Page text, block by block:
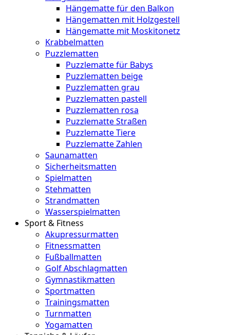
Hängematte für den Balkon
Hängematten mit Holzgestell
Hängematte mit Moskitonetz
Krabbelmatten
Puzzlematten
Puzzlematte für Babys
Puzzlematten beige
Puzzlematten grau
Puzzlematten pastell
Puzzlematten rosa
Puzzlematte Straßen
Puzzlematte Tiere
Puzzlematte Zahlen
Saunamatten
Sicherheitsmatten
Spielmatten
Stehmatten
Strandmatten
Wasserspielmatten
Sport & Fitness
Akupressurmatten
Fitnessmatten
Fußballmatten
Golf Abschlagmatten
Gymnastikmatten
Sportmatten
Trainingsmatten
Turnmatten
Yogamatten